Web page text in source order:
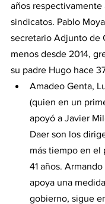
años respectivamente
sindicatos. Pablo
secretario Adjunto de
menos desde 2014,
su padre Hugo hace
Amadeo Genta,
(quien en un
apoyó a Javier
Daer son los
más tiempo en el
41 años.
apoya una
gobierno, sigue